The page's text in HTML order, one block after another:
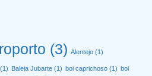
(3) Alentejo (1)
(1) Baleia Jubarte (1) boi caprichoso (1) boi